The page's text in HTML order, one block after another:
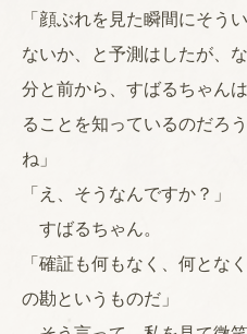
「顔ぶれを見た瞬間にそう
ないか、と予測はしたが、
分と前から、すばるちゃん
ることを知っているのだろ
ね」
「え、そうなんですか？」
すばるちゃん。
「確証も何もなく、何とな
の勘というものだ」